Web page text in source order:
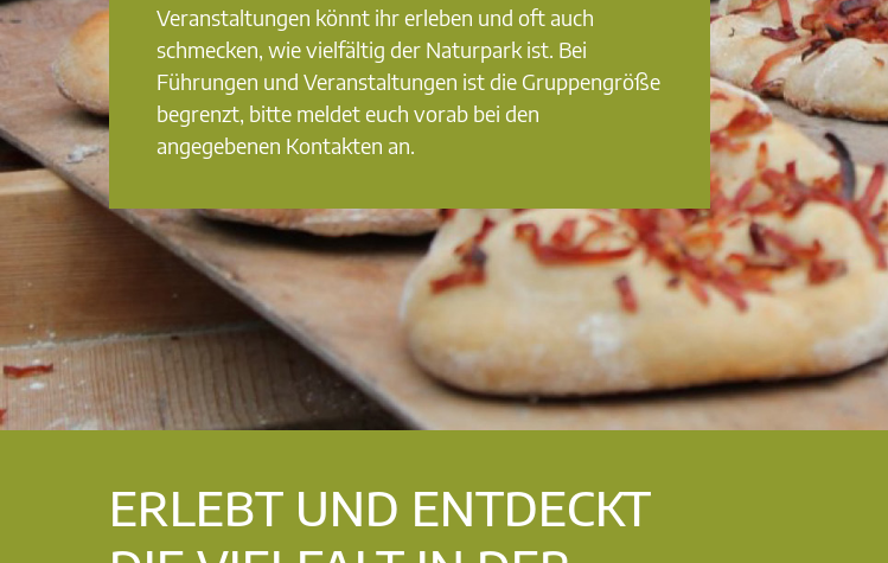
Veranstaltungen könnt ihr erleben und oft auch
schmecken, wie vielfältig der Naturpark ist. Bei
Führungen und Veranstaltungen ist die Gruppengröße
begrenzt, bitte meldet euch vorab bei den
angegebenen Kontakten an.
ERLEBT UND ENTDECKT